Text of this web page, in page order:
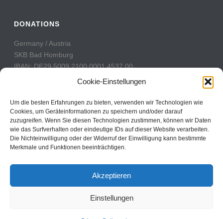
Cookie-Einstellungen
Um die besten Erfahrungen zu bieten, verwenden wir Technologien wie
Cookies, um Geräteinformationen zu speichern und/oder darauf
zuzugreifen. Wenn Sie diesen Technologien zustimmen, können wir Daten
wie das Surfverhalten oder eindeutige IDs auf dieser Website verarbeiten.
Die Nichteinwilligung oder der Widerruf der Einwilligung kann bestimmte
Merkmale und Funktionen beeinträchtigen.
Akzeptieren
Einstellungen
DONATIONS
Germany / Austria
SKB Bad Homburg
IBAN: DE29 5009 2100 0001 4537 00
BIC: GENODE51BH2
Switzerland
PostFinance
Konto: 60-742493-7
IBAN: CH31 0900 0000 6074 2493 7
BIC: POFICHBEXXX